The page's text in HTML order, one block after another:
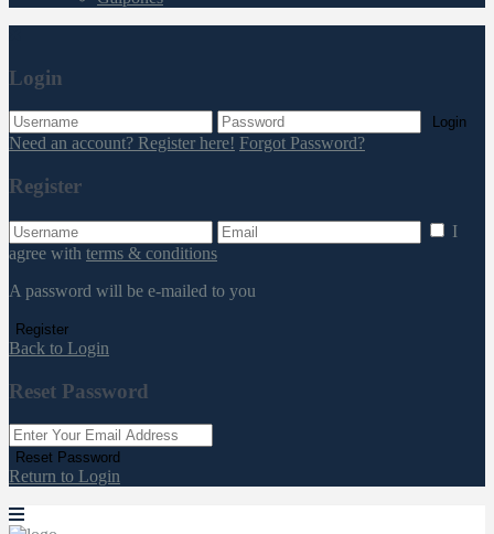
Login
Login
Need an account? Register here! Forgot Password?
Register
I
agree with terms & conditions
A password will be e-mailed to you
Register
Back to Login
Reset Password
Reset Password
Return to Login